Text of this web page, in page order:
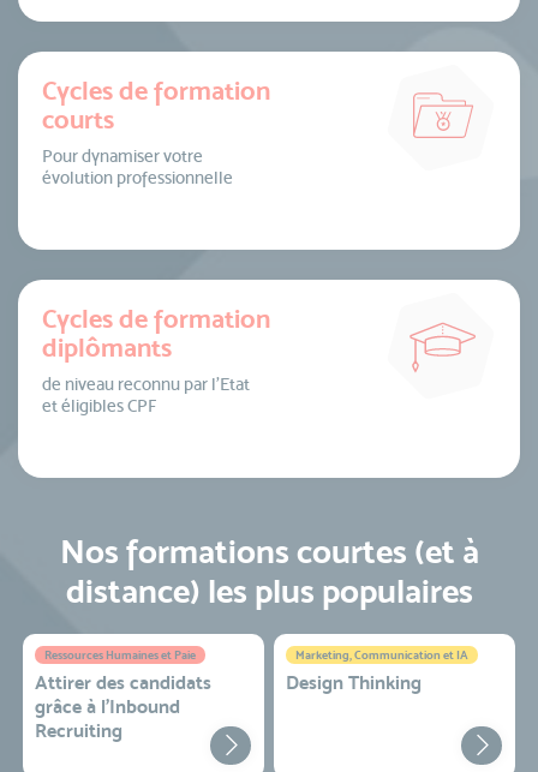
Cycles de formation
courts
Pour dynamiser votre
évolution professionnelle
Cycles de formation
diplômants
de niveau reconnu par l’Etat
et éligibles CPF
Nos formations courtes (et à
distance) les plus populaires
Ressources Humaines et Paie
Attirer des candidats
grâce à l’Inbound
Recruiting
Marketing, Communication et IA
Design Thinking